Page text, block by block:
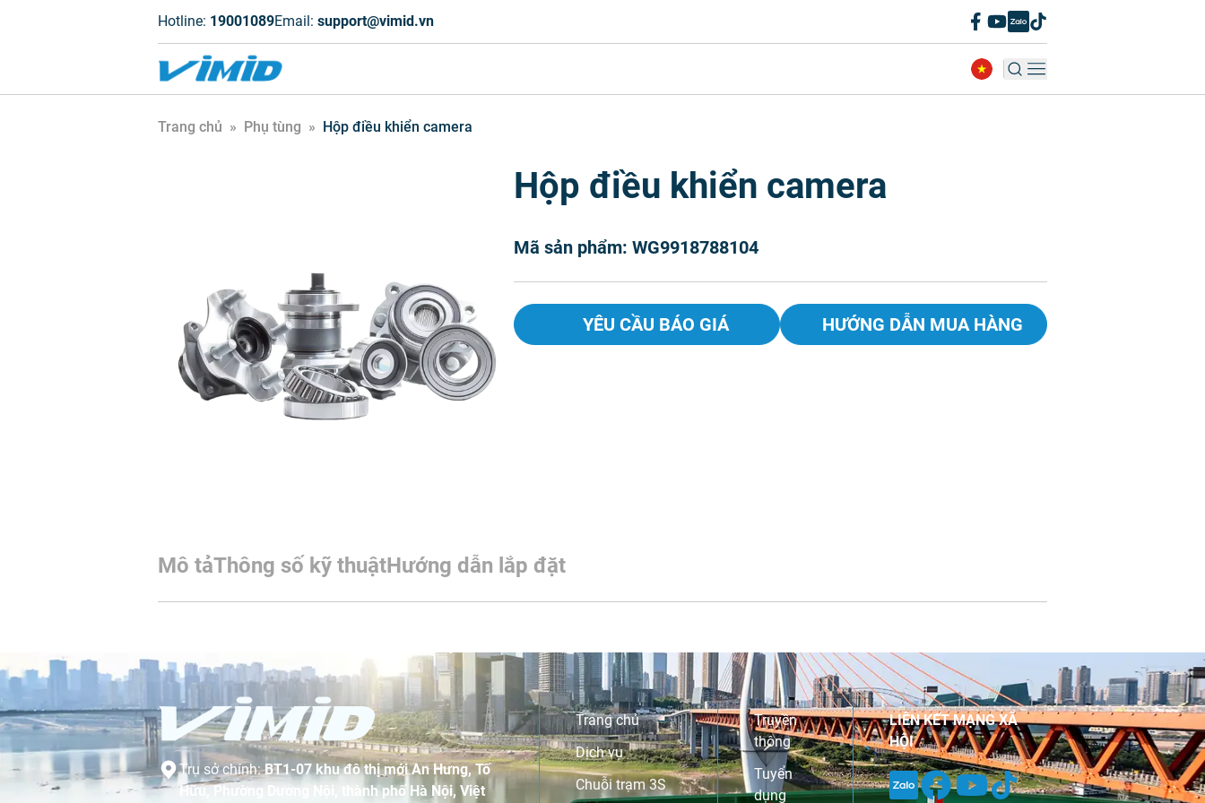
Hotline: 19001089Email: support@vimid.vn
Trang chủ » Phụ tùng » Hộp điều khiển camera
Hộp điều khiển camera
Mã sản phẩm: WG9918788104
YÊU CẦU BÁO GIÁ HƯỚNG DẪN MUA HÀNG
Mô tảThông số kỹ thuậtHướng dẫn lắp đặt
Trụ sở chính:BT1-07 khu đô thị mới An Hưng, Tố
Hữu, Phường Dương Nội, thành phố Hà Nội, Việt
Trang chủ
Dịch vụ
Chuỗi trạm 3S
Truyền
thông
Tuyển
dụng
LIÊN KẾT MẠNG XÃ
HỘI